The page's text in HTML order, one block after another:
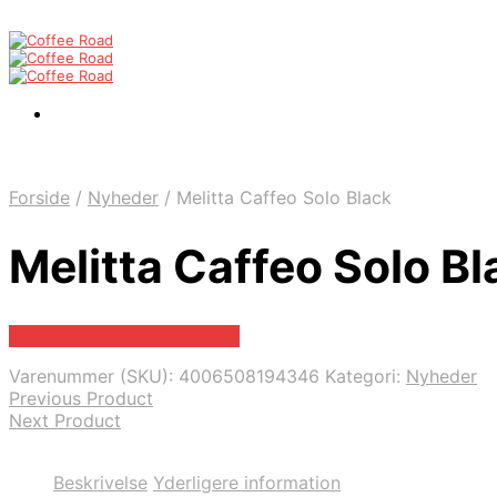
Forside / Nyheder / Melitta Caffeo Solo Black
Melitta Caffeo Solo
Varenummer (SKU): 4006508194346 Kategori: Nyheder
Previous Product
Next Product
Beskrivelse Yderligere information